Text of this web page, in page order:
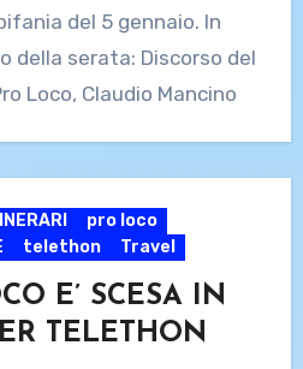
del 5 gennaio. In
della serata: Discorso del
Loco, Claudio Mancino
pro loco
telethon Travel
E’ SCESA IN
TELETHON